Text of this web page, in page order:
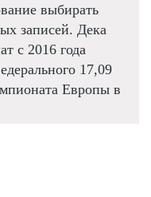
выбирать
записей. Дека
с 2016 года
17,09
Европы в